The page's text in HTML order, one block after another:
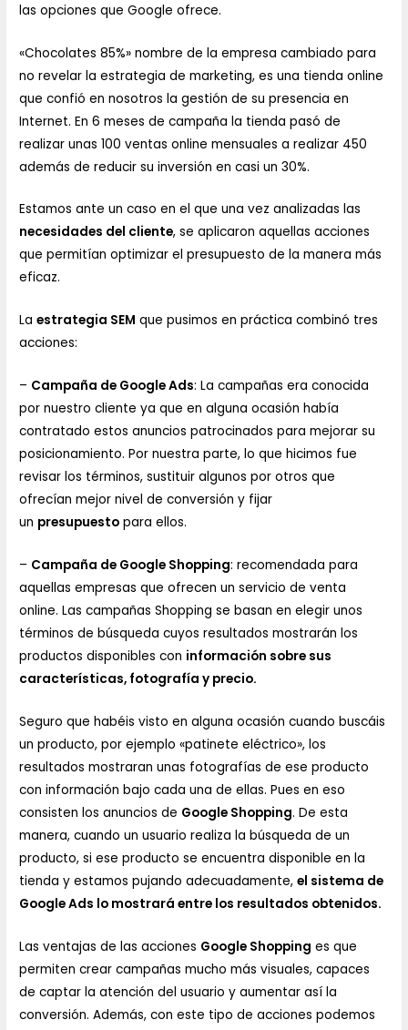
las opciones que Google ofrece.
«Chocolates 85%» nombre de la empresa cambiado para
no revelar la estrategia de marketing, es una tienda online
que confió en nosotros la gestión de su presencia en
Internet. En 6 meses de campaña la tienda pasó de
realizar unas 100 ventas online mensuales a realizar 450
además de reducir su inversión en casi un 30%.
Estamos ante un caso en el que una vez analizadas las
necesidades del cliente, se aplicaron aquellas acciones
que permitían optimizar el presupuesto de la manera más
eficaz.
Laestrategia SEM que pusimos en práctica combinó tres
acciones:
– Campaña de Google Ads: La campañas era conocida
por nuestro cliente ya que en alguna ocasión había
contratado estos anuncios patrocinados para mejorar su
posicionamiento. Por nuestra parte, lo que hicimos fue
revisar los términos, sustituir algunos por otros que
ofrecían mejor nivel de conversión y fijar
un presupuesto para ellos.
– Campaña de Google Shopping: recomendada para
aquellas empresas que ofrecen un servicio de venta
online. Las campañas Shopping se basan en elegir unos
términos de búsqueda cuyos resultados mostrarán los
productos disponibles con información sobre sus
características, fotografía y precio.
Seguro que habéis visto en alguna ocasión cuando buscáis
un producto, por ejemplo «patinete eléctrico», los
resultados mostraran unas fotografías de ese producto
con información bajo cada una de ellas. Pues en eso
consisten los anuncios de Google Shopping. De esta
manera, cuando un usuario realiza la búsqueda de un
producto, si ese producto se encuentra disponible en la
tienda y estamos pujando adecuadamente,el sistema de
Google Ads lo mostrará entre los resultados obtenidos.
Las ventajas de las acciones Google Shopping es que
permiten crear campañas mucho más visuales, capaces
de captar la atención del usuario y aumentar así la
conversión. Además, con este tipo de acciones podemos